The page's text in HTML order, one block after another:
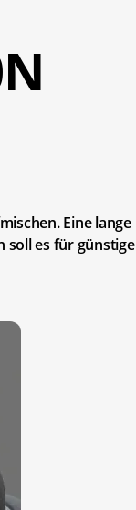
Eine lange
soll es für günstige